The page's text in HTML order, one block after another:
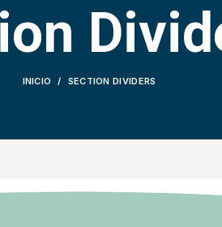
INICIO SECTION DIVIDERS